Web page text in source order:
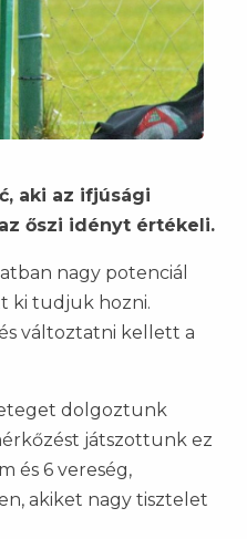
aki az ifjúsági
őszi idényt értékeli.
nagy potenciál
ki tudjuk hozni.
változtatni kellett a
dolgoztunk
játszottunk ez
és 6 vereség,
akiket nagy tisztelet